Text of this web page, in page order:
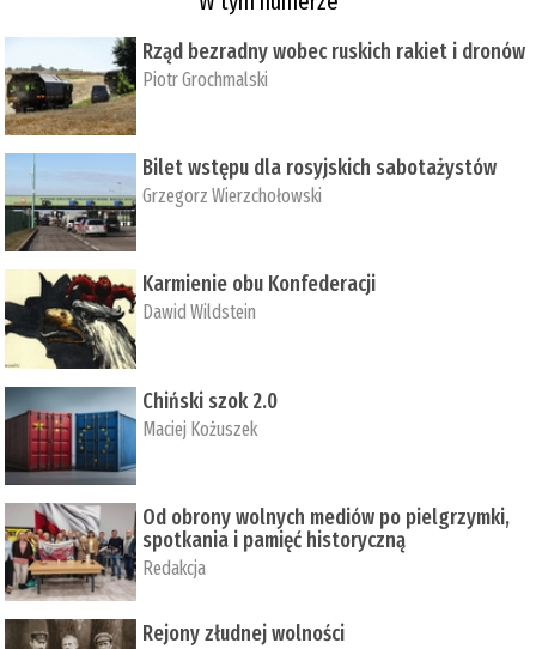
Rząd bezradny wobec ruskich rakiet i dronów
Piotr Grochmalski
Bilet wstępu dla rosyjskich sabotażystów
Grzegorz Wierzchołowski
Karmienie obu Konfederacji
Dawid Wildstein
Chiński szok 2.0
Maciej Kożuszek
Od obrony wolnych mediów po pielgrzymki,
spotkania i pamięć historyczną
Redakcja
Rejony złudnej wolności